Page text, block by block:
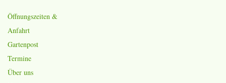
Öffnungszeiten &
Anfahrt
Gartenpost
Termine
Über uns